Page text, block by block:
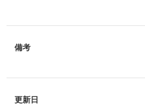
備考
更新日